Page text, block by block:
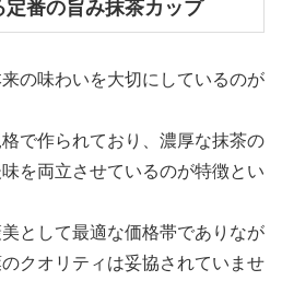
番の旨み抹茶カップ
の味わいを大切にしているのが
で作られており、濃厚な抹茶の
を両立させているのが特徴とい
として最適な価格帯でありなが
クオリティは妥協されていませ